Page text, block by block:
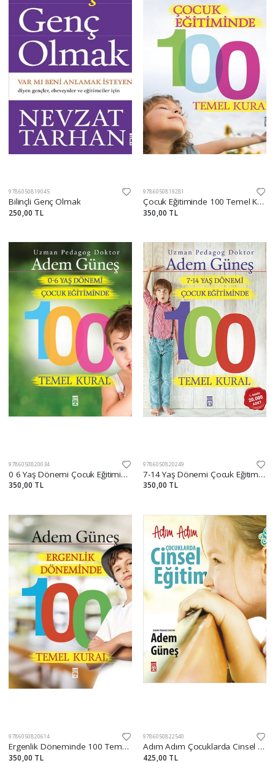
9786050819045
Bilinçli Genç Olmak
250,00 TL
9786050819281
Çocuk Eğitiminde 100 Temel Kural
350,00 TL
9786050820034
0 6 Yaş Dönemi Çocuk Eğitiminde 100 Temel Kural
350,00 TL
9786050820249
7-14 Yaş Dönemi Çocuk Eğitiminde 100 Temel Kural
350,00 TL
9786050820614
Ergenlik Döneminde 100 Temel Kural
350,00 TL
9786050822540
Adım Adım Çocuklarda Cinsel Eğitim
425,00 TL